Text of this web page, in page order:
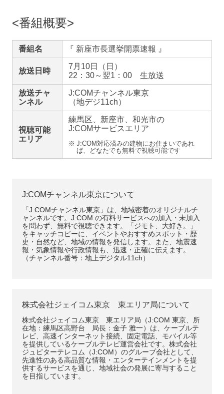
番組概要
番組名 『 新座市長選挙開票速報 』
放送日時
7月10日（日）
22：30～翌1：00 生放送
放送チャ
ンネル
J:COMチャンネル東京
（地デジ11ch）
視聴可能
エリア
練馬区、 新座市、 和光市の
J:COMサービスエリア
※ J:COM対応済みの建物にお住まいであれ
ば、どなたでも無料で視聴可能です
J:COMチャンネル東京について
「J:COMチャンネル東京」は、地域密着のオリジナルチ
ャンネルです。J:COM の有料サービスへの加入・未加入
を問わず、無料で視聴できます。「ジモト、大好き。」
をキャッチコピーに、イベントやおすすめスポット・歴
史・自然など、地域の情報を発信します。また、地震速
報・気象情報や行政情報も、迅速・正確に伝えます。
（チャンネル番号：地上デジタル11ch）
株式会社ジェイコム東京 東エリア局について
株式会社ジェイコム東京 東エリア局（J:COM 東京、所
在地：練馬区高野台 局長：金子 雅一）は、ケーブルテ
レビ、高速インターネット接続、固定電話、モバイル等
を提供しているケーブルテレビ運営会社です。株式会社
ジュピターテレコム（J:COM）のグループ会社として、
先進性のある高品質な情報・エンターテインメントを提
供するサービスを通じ、地域社会の発展に寄与すること
を目指しています。